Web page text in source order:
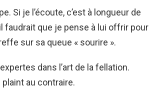
Si je l’écoute, c’est à longueur de
faudrait que je pense à lui offrir pour
sur sa queue « sourire ».
dans l’art de la fellation.
plaint au contraire.